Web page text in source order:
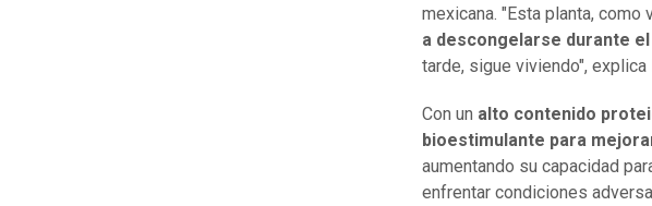
mexicana. "Esta planta, como
a descongelarse durante el
tarde, sigue viviendo", explica
Con un alto contenido
bioestimulante para
aumentando su capacidad
enfrentar condiciones